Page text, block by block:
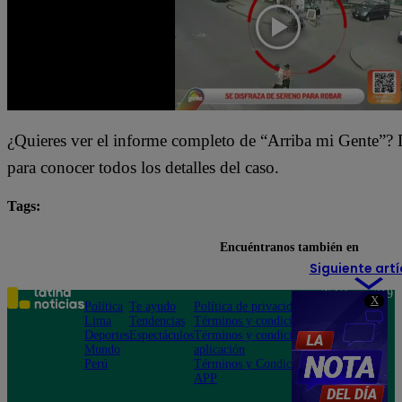
X
¿Quieres ver el informe completo de “Arriba mi Gente”?
para conocer todos los detalles del caso.
Tags:
Siguiente
Encuéntranos también en
Política
Lima
Deportes
Mundo
Perú
Te ayudo
Tendencias
Espectáculos
Política de privacidad
Términos y condiciones
Términos y condiciones
aplicación
Términos y Condiciones
APP
Teléfono: 219
Av. San
Felipe 968
Jesús María